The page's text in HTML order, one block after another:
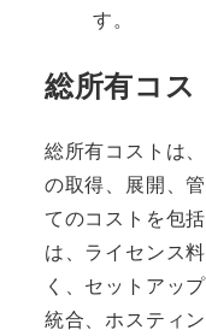
す。
総所有コス
総所有コストは
の取得、展開、
てのコストを包
は、ライセンス
く、セットアッ
統合、ホスティ